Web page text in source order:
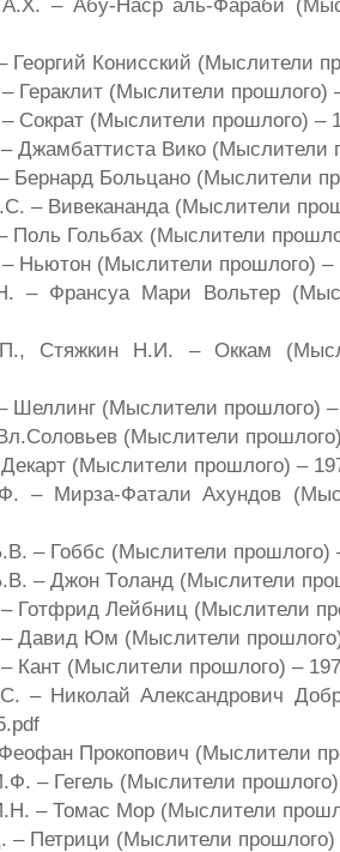
Конисский (Мыслители
Гераклит (Мыслители прошлого)
Сократ (Мыслители прошлого) –
Джамбаттиста Вико (Мыслители
Бернард Больцано (Мыслители
– Вивекананда (Мыслители
Гольбах (Мыслители
Ньютон (Мыслители прошлого) –
– Франсуа Мари Вольтер
Стяжкин Н.И. – Оккам
Шеллинг (Мыслители прошлого) –
(Мыслители
(Мыслители прошлого) –
Мирза-Фатали Ахундов
– Гоббс (Мыслители прошлого)
– Джон Tоланд (Мыслители
Готфрид Лейбниц (Мыслители
Давид Юм (Мыслители
Кант (Мыслители прошлого) –
– Николай Александрович
Прокопович (Мыслители
– Гегель (Мыслители
– Томас Мор (Мыслители
Петрици (Мыслители прошлого)